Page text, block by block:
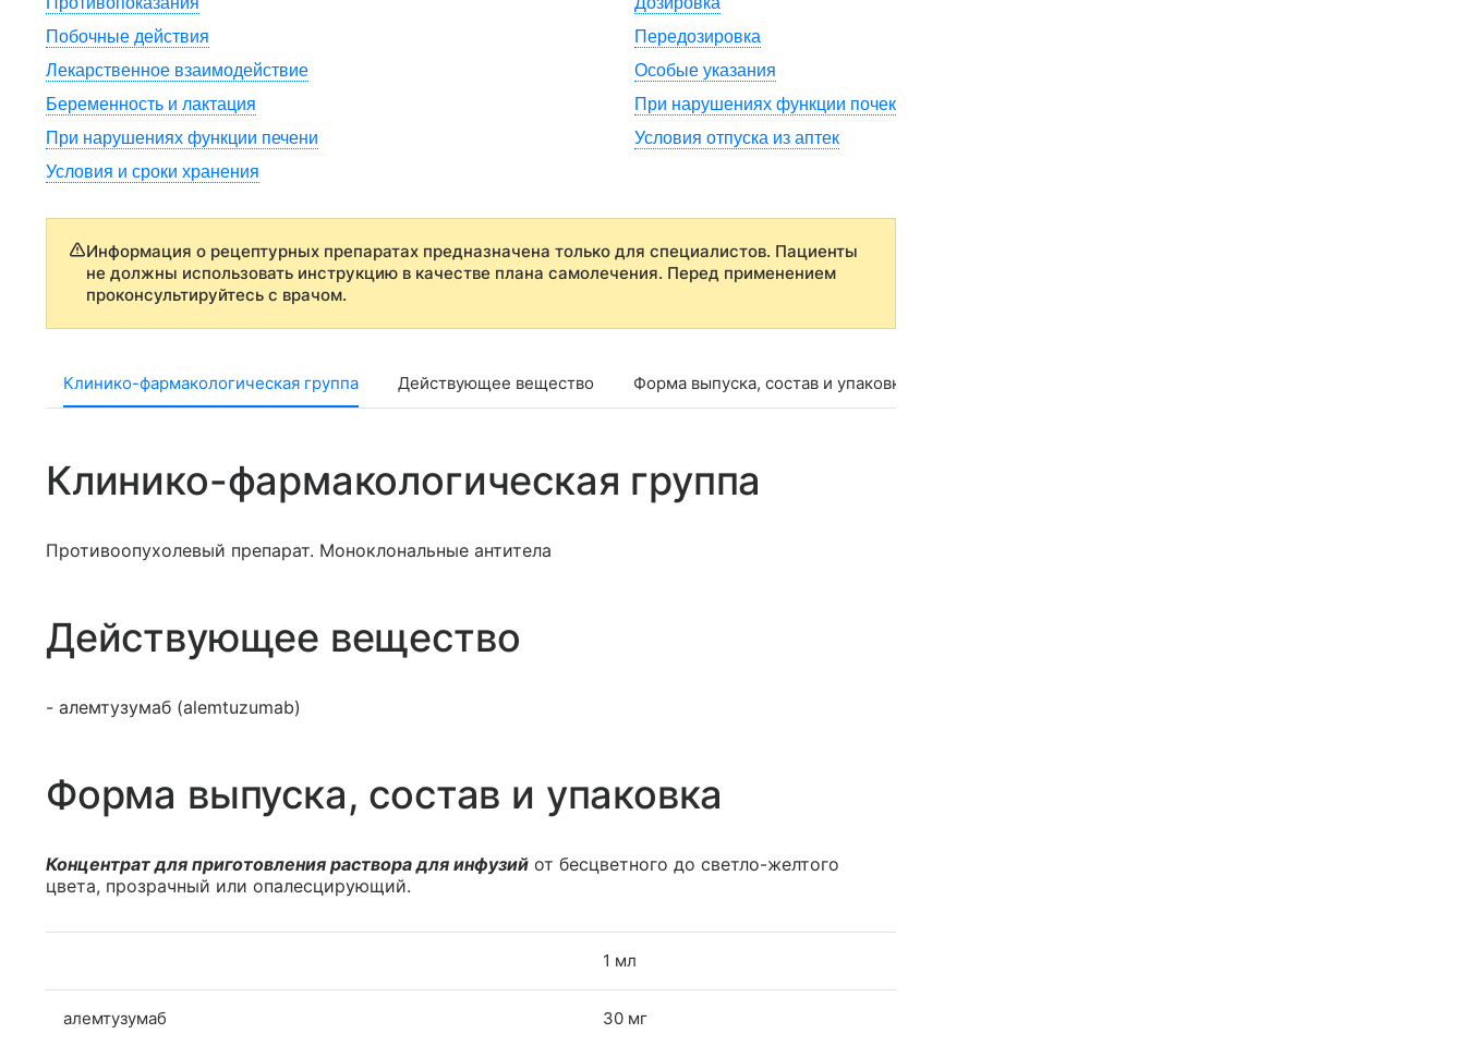
Побочные действия
Передозировка
Лекарственное взаимодействие
Особые указания
Беременность и лактация
При нарушениях функции почек
При нарушениях функции печени
Условия отпуска из аптек
Условия и сроки хранения
Информация о рецептурных препаратах предназначена только для специалистов. Пациенты
не должны использовать инструкцию в качестве плана самолечения. Перед применением
проконсультируйтесь с врачом.
Клинико-фармакологическая группа Действующее вещество Форма выпуска, состав и упаковка
Клинико-фармакологическая группа
Противоопухолевый препарат. Моноклональные антитела
Действующее вещество
- алемтузумаб (alemtuzumab)
Форма выпуска, состав и упаковка
Концентрат для приготовления раствора для инфузий от бесцветного до светло-желтого
цвета, прозрачный или опалесцирующий.
1 мл
алемтузумаб 30 мг